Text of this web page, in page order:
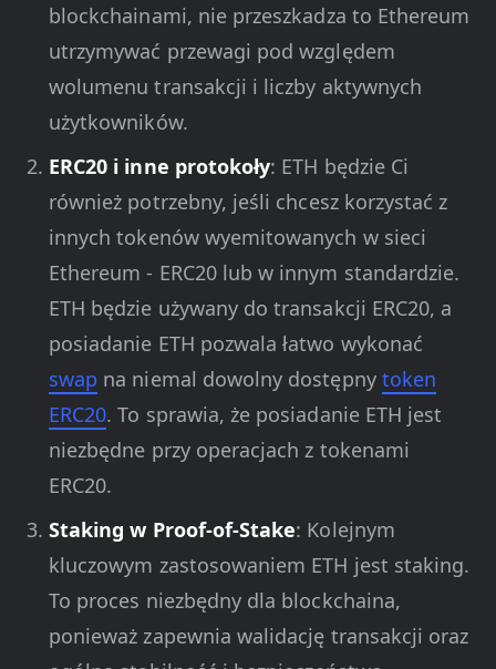
blockchainami, nie przeszkadza to Ethereum
utrzymywać przewagi pod względem
wolumenu transakcji i liczby aktywnych
użytkowników.
ERC20 i inne protokoły: ETH będzie Ci
również potrzebny, jeśli chcesz korzystać z
innych tokenów wyemitowanych w sieci
Ethereum - ERC20 lub w innym standardzie.
ETH będzie używany do transakcji ERC20, a
posiadanie ETH pozwala łatwo wykonać
swap na niemal dowolny dostępny token
ERC20. To sprawia, że posiadanie ETH jest
niezbędne przy operacjach z tokenami
ERC20.
Staking w Proof-of-Stake: Kolejnym
kluczowym zastosowaniem ETH jest staking.
To proces niezbędny dla blockchaina,
ponieważ zapewnia walidację transakcji oraz